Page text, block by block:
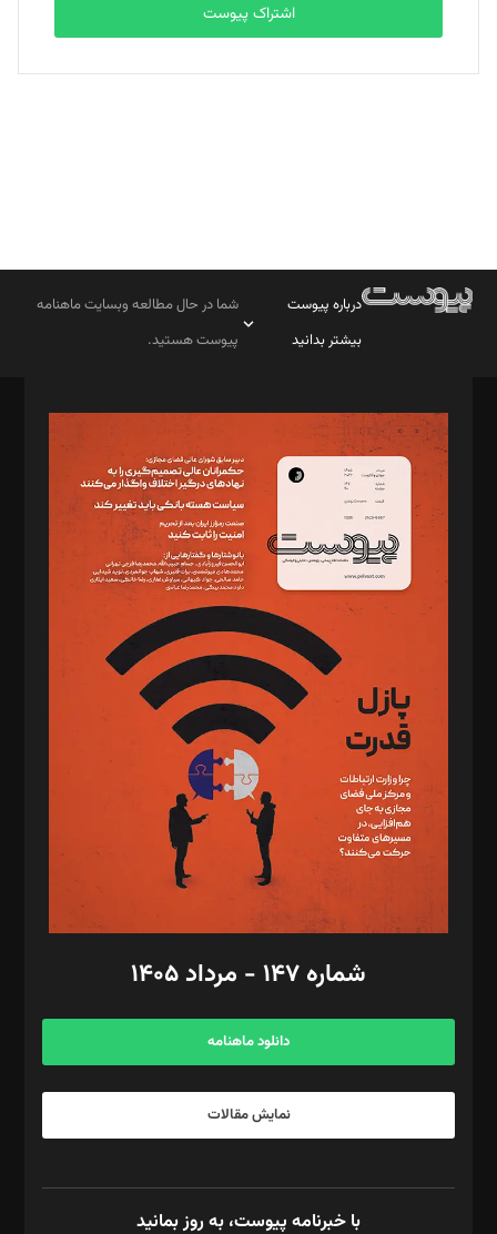
بابک نقاش
تحریریه
اشتراک پیوست
درباره پیوست
بیشتر بدانید
شما در حال مطالعه وبسایت ماهنامه
پیوست هستید.
مدیر مسئول: محمدباقر اثنی‌عشری
سردبیر: مهرک محمودی
دبیر تحریریه: میثم قاسمی
د‌بیر ناداستان: سمانه سمیع
د‌بیر خدمت و تجارت: ابوالفضل رجبی
د‌بیر حقوق فناوری: حسام‌الدین ایپکچی
د‌بیر پیوست جهان: مینا پاکدل
د‌بیر تحریریه آنلاین: بابک نقاش
تحریریه‌: مجتبی محمود‌ی، آرش برهمند، یسنا امان‌پور، سروش کرمیان،
مصطفی مسجدی آرانی، ابوالفضل رجبی، زهرا فکرانه، فائزه فتحی
رستمی،مصطفی باستان
ویرایش: نگار استاد‌‌آقا
طراح یونیفرم: مجید توکلی
فیلمبرداری و عکاسی: امیر شفیعی، مانی لطفی زاده
گرافیک و صفحه‌آرایی: سید‌سبحان‌علی ثابت
مد‌یر توسعه تجاری: کامبیز برید‌
امور مالی: شاپور رهبری، محمد‌ کاظمی‌نیا
آگهی و مشترکین: ۰۹۱۹۹۹۹۰۴۵۴
شماره ۱۴۷ - مرداد ۱۴۰۵
دانلود ماهنامه
نمایش مقالات
با خبرنامه پیوست، به روز بمانید